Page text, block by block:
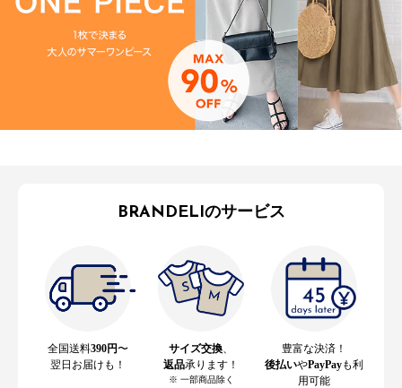
BRANDELIのサービス
全国送料390円〜
翌日お届けも！
サイズ交換
返品承ります！
※ 一部商品除く
豊富な決済！
後払いやPayPayも利
用可能